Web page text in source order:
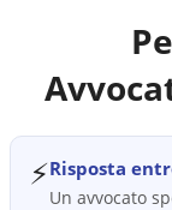
⚡Risposta
Un avvocato